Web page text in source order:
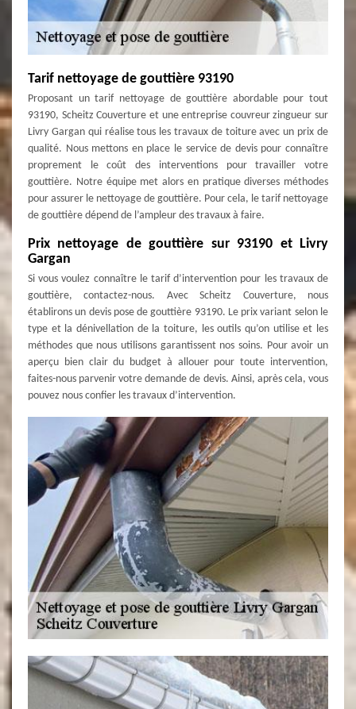
Tarif nettoyage de gouttière 93190
Proposant un tarif nettoyage de gouttière abordable pour tout
93190, Scheitz Couverture et une entreprise couvreur zingueur sur
Livry Gargan qui réalise tous les travaux de toiture avec un prix de
qualité. Nous mettons en place le service de devis pour connaître
proprement le coût des interventions pour travailler votre
gouttière. Notre équipe met alors en pratique diverses méthodes
pour assurer le nettoyage de gouttière. Pour cela, le tarif nettoyage
de gouttière dépend de l’ampleur des travaux à faire.
Prix nettoyage de gouttière sur 93190 et Livry
Gargan
Si vous voulez connaître le tarif d’intervention pour les travaux de
gouttière, contactez-nous. Avec Scheitz Couverture, nous
établirons un devis pose de gouttière 93190. Le prix variant selon le
type et la dénivellation de la toiture, les outils qu’on utilise et les
méthodes que nous utilisons garantissent nos soins. Pour avoir un
aperçu bien clair du budget à allouer pour toute intervention,
faites-nous parvenir votre demande de devis. Ainsi, après cela, vous
pouvez nous confier les travaux d’intervention.